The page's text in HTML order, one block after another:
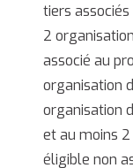
tiers
2
associé au
organisation
organisation
et au moins 2
éligible non